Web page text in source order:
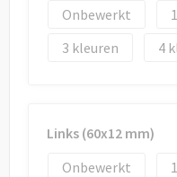
Strandtassen
Onbewerkt
1
3
4
Links (60x12 mm)
Onbewerkt
1